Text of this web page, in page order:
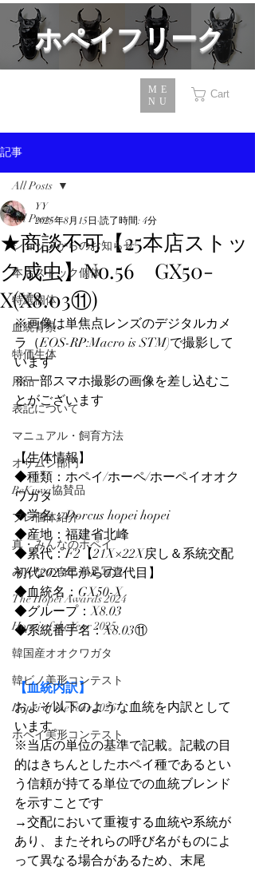
​ホペイフリーク
ME
NU
Cart
記事
All Posts
ショップからのお知らせ
本店ストック個体
特選個体
血統背景
特価生体
用品
表記について
マニュアル・飼育方法
オサムシ部門
BeKuwa協賛品
プレ個体紹介
真・みんなのホペイ
みんなの自己満足写真
The Hopei Awards 2024
Hopei of the Year 2025
韓国産オオクワガタ
韓ビノ美形コンテスト
Hopei of the Year 2026
ホペイ美形コンテスト
All Posts
★商談不可【25本店ストッ
ク成虫】No.56 GX50-
X(X8.03⑪)
YY
2025年8月15日 読了時間: 4分
※画像は単焦点レンズのデジタルカメ
ラ（EOS-RP:Macro is STM)で撮影して
います
※一部スマホ撮影の画像を差し込むこ
とがございます
【生体情報】
◆種類：ホペイ/ホーペ/ホーペイオオク
ワガタ
◆学名：Dorcus hopei hopei
◆産地：福建省北峰
◆累代：F2【21X×22X戻し＆系統交配
初代2023年からの2代目】
◆血統名：GX50-X
◆グループ：X8.03
◆系統番手名：X8.03⑪
【血統内訳】
およそ以下のような血統を内訳として
います。
※当店の単位の基準で記載。記載の目
的はきちんとしたホペイ種であるとい
う信頼が持てる単位での血統ブレンド
を示すことです
→交配において重複する血統や系統が
あり、またそれらの呼び名がものによ
って異なる場合があるため、末尾